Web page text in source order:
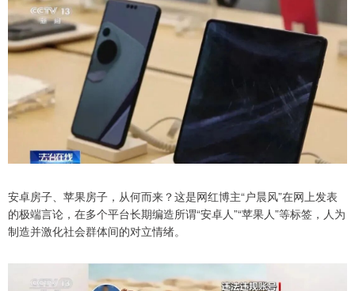
安卓房子、苹果房子，从何而来？这是网红博主“户晨风”在网上发表
的极端言论，在多个平台长期编造所谓“安卓人”“苹果人”等标签，人为
制造并激化社会群体间的对立情绪。